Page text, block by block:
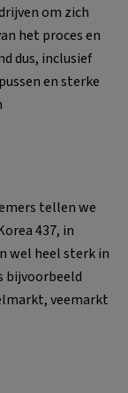
om zich
het proces en
dus, inclusief
en sterke
tellen we
437, in
wel heel sterk in
bijvoorbeeld
veemarkt